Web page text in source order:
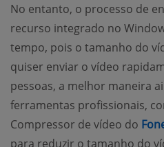
No entanto, o processo de
recurso integrado no
tempo, pois o tamanho do
quiser enviar o vídeo
pessoas, a melhor maneira
ferramentas profissionais,
Compressor de vídeo do
para reduzir o tamanho do